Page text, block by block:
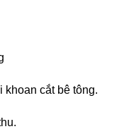
khoan cắt bê tông.